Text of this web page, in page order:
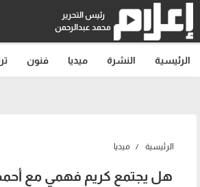
رئيس التحرير
محمد عبدالرحمن
الرئيسية النشرة ميديا فنون
الرئيسية ميديا
هل يجتمع كريم فهمي مع